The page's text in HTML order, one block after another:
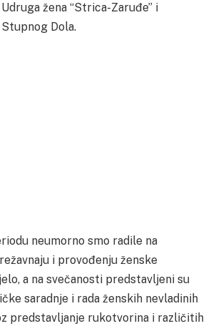
žena “Strica-Zaruđe” i
Dola.
neumorno smo radile na
i provođenju ženske
a na svečanosti predstavljeni su
saradnje i rada ženskih nevladinih
predstavljanje rukotvorina i različitih